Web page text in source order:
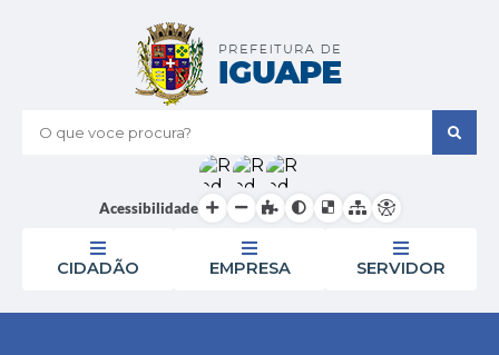
O que voce procura?
Acessibilidade
CIDADÃO EMPRESA SERVIDOR